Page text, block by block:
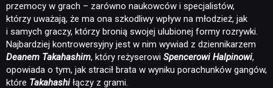
przemocy w grach – zarówno naukowców i specjalistów,
którzy uważają, że ma ona szkodliwy wpływ na młodzież, jak
i samych graczy, którzy bronią swojej ulubionej formy rozrywki.
Najbardziej kontrowersyjny jest w nim wywiad z dziennikarzem
Deanem Takahashim, który reżyserowi Spencerowi Halpinowi,
opowiada o tym, jak stracił brata w wyniku porachunków gangów,
które Takahashi łączy z grami.